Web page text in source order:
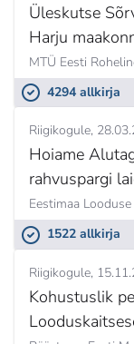
Üleskutse
Harju
MTÜ Eesti
4294 allkirja
Riigikogule
Hoiame
rahvuspargi
Eestimaa
1522 allkirja
Riigikogule
Kohustuslik